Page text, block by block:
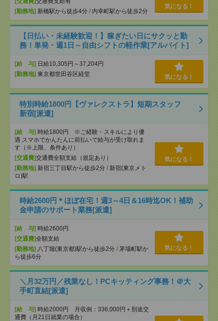
[勤務地] 新橋駅から徒歩4分 / 内幸町駅から徒歩2分
気になる！
【日払い・未経験歓迎！】稼ぎたい日にサクッと勤
務！単発・週1日～自由シフトの軽作業[アルバイト]
[給 与] 日給10,305円～37,204円
[勤務地] 東京都世田谷区経堂 気になる！
特別時給1800円【ヴァレクストラ】短期スタッフ
新宿[派遣]
[給 与] 時給1800円 ※ご経験・スキルにより優
遇 スマホでかんたんに前払いで給与が受け取れま
す（※上限、条件あり）
[交通費]交通費全額支給（規定あり）
[勤務地] 新宿三丁目駅から徒歩2分 / 新宿(東京メト
ロ)駅
気になる！
時給2600円＊ほぼ在宅！週3～4日＆16時迄OK！補助
金申請のサポート業務[派遣]
[給 与] 時給2600円
[交通費]全額支給
[勤務地] 八丁堀(東京都)駅から徒歩2分 / 茅場町駅か
ら徒歩6分
気になる！
＼月32万円／残業なし！PCキッティング事務！＠大
手町直結[派遣]
[給 与] 時給2000円 月収例：336,000円＋別途交
通費（月21日就業の場合）